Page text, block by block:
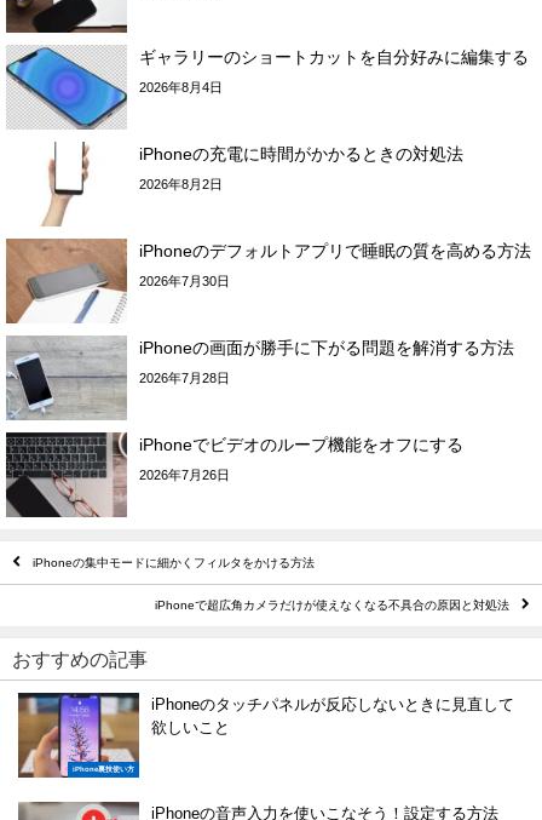
ギャラリーのショートカットを自分好みに編集する
2026年8月4日
iPhoneの充電に時間がかかるときの対処法
2026年8月2日
iPhoneのデフォルトアプリで睡眠の質を高める方法
2026年7月30日
iPhoneの画面が勝手に下がる問題を解消する方法
2026年7月28日
iPhoneでビデオのループ機能をオフにする
2026年7月26日
iPhoneの集中モードに細かくフィルタをかける方法
iPhoneで超広角カメラだけが使えなくなる不具合の原因と対処法
おすすめの記事
iPhone裏技使い方
iPhoneのタッチパネルが反応しないときに見直して
欲しいこと
iPhoneの音声入力を使いこなそう！設定する方法